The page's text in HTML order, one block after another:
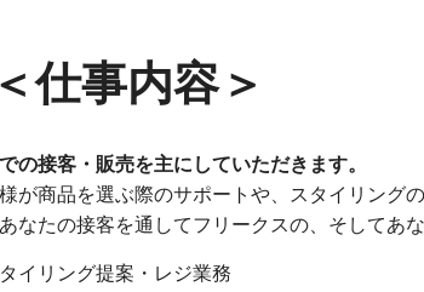
＜仕事内容＞
の接客・販売を主にしていただきます。
が商品を選ぶ際のサポートや、スタイリング
なたの接客を通してフリークスの、そしてあ
イリング提案・レジ業務